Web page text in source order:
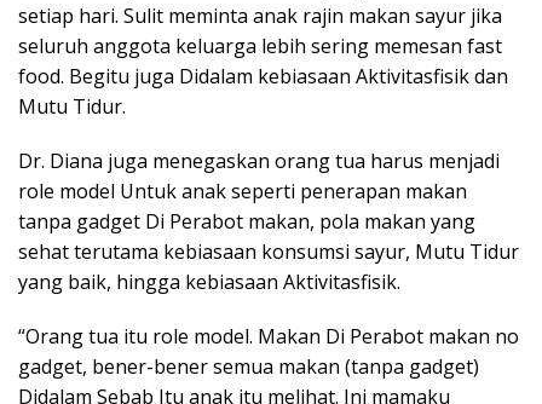
setiap hari. Sulit meminta anak rajin makan sayur jika
seluruh anggota keluarga lebih sering memesan fast
food. Begitu juga Didalam kebiasaan Aktivitasfisik dan
Mutu Tidur.
Dr. Diana juga menegaskan orang tua harus menjadi
role model Untuk anak seperti penerapan makan
tanpa gadget Di Perabot makan, pola makan yang
sehat terutama kebiasaan konsumsi sayur, Mutu Tidur
yang baik, hingga kebiasaan Aktivitasfisik.
“Orang tua itu role model. Makan Di Perabot makan no
gadget, bener-bener semua makan (tanpa gadget)
Didalam Sebab Itu anak itu melihat. Ini mamaku